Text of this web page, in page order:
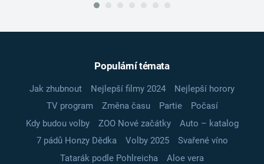
Populární témata
Jak zhubnout Nejlepší filmy 2024
Nejlepší horory
TV program
Změna času Partie
Počasí
Kdy budou volby
ZOO Nové začátky
Auto – katalog
7 pádů Honzy Dědka
Volby 2025
Svařené víno
Tatarák podle Pohlreicha
Aloe vera